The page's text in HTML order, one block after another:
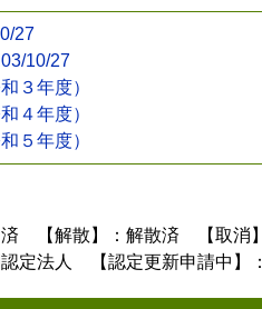
27
10/27
３年度）
４年度）
５年度）
【解散】：解散済 【取消
定法人 【認定更新申請中】